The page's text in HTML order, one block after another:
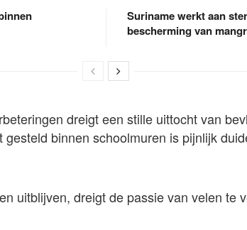
Suriname werkt aan
bescherming van
dreigt een stille uittocht van
binnen schoolmuren is pijnlijk
uitblijven, dreigt de passie van velen te